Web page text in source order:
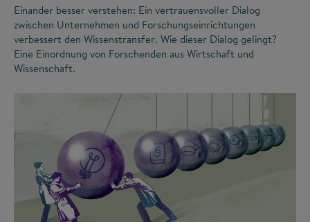
Einander besser verstehen: Ein vertrauensvoller Dialog
zwischen Unternehmen und Forschungseinrichtungen
verbessert den Wissenstransfer. Wie dieser Dialog gelingt?
Eine Einordnung von Forschenden aus Wirtschaft und
Wissenschaft.